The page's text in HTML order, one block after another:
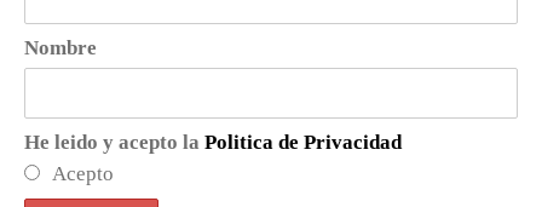
Nombre
He leido y acepto la Politica de Privacidad
Acepto